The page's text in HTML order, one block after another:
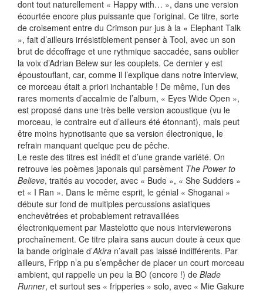
dont tout naturellement « Happy with… », dans une version
écourtée encore plus puissante que l’original. Ce titre, sorte
de croisement entre du Crimson pur jus à la « Elephant Talk
», fait d’ailleurs irrésistiblement penser à Tool, avec un son
brut de décoffrage et une rythmique saccadée, sans oublier
la voix d’Adrian Belew sur les couplets. Ce dernier y est
époustouflant, car, comme il l’explique dans notre interview,
ce morceau était a priori inchantable ! De même, l’un des
rares moments d’accalmie de l’album, « Eyes Wide Open »,
est proposé dans une très belle version acoustique (vu le
morceau, le contraire eut d’ailleurs été étonnant), mais peut
être moins hypnotisante que sa version électronique, le
refrain manquant quelque peu de pêche.
Le reste des titres est inédit et d’une grande variété. On
retrouve les poèmes japonais qui parsèment The Power to
Believe, traités au vocoder, avec « Bude », « She Sudders »
et « I Ran ». Dans le même esprit, le génial « Shoganai »
débute sur fond de multiples percussions asiatiques
enchevêtrées et probablement retravaillées
électroniquement par Mastelotto que nous interviewerons
prochaînement. Ce titre plaira sans aucun doute à ceux que
la bande originale d’Akira n’avait pas laissé indifférents. Par
ailleurs, Fripp n’a pu s’empêcher de placer un court morceau
ambient, qui rappelle un peu la BO (encore !) de Blade
Runner, et surtout ses « fripperies » solo, avec « Mie Gakure